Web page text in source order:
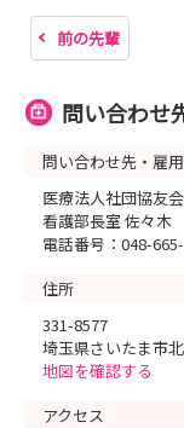
前の先輩
問い合わせ
問い合わせ先・雇
医療法人社団協友
看護部長室 佐々木
電話番号：048-
住所
331-8577
埼玉県さいたま市
地図を確認する
アクセス